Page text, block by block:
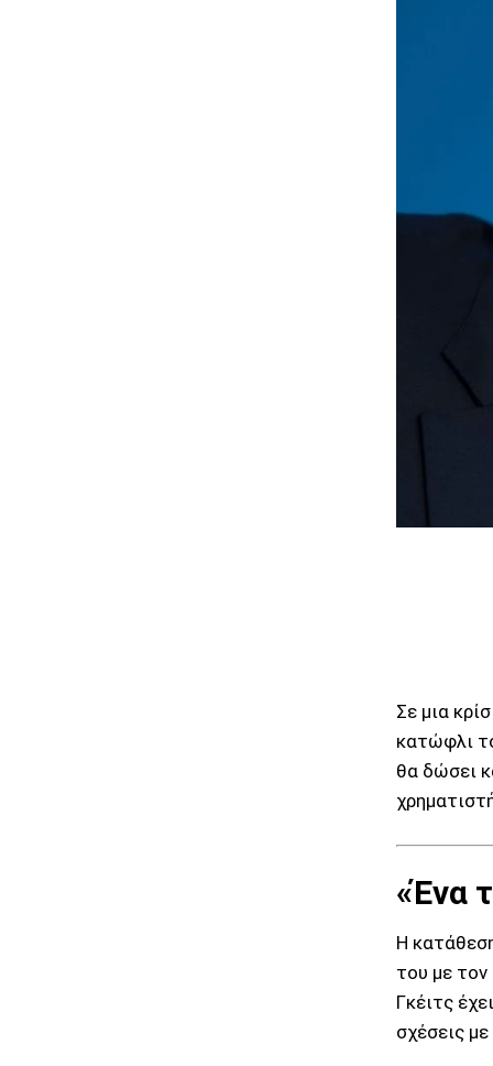
Σε μια
κατώφλι
θα δώσει
«Ένα
Η
του με
Γκέιτς
σχέσεις